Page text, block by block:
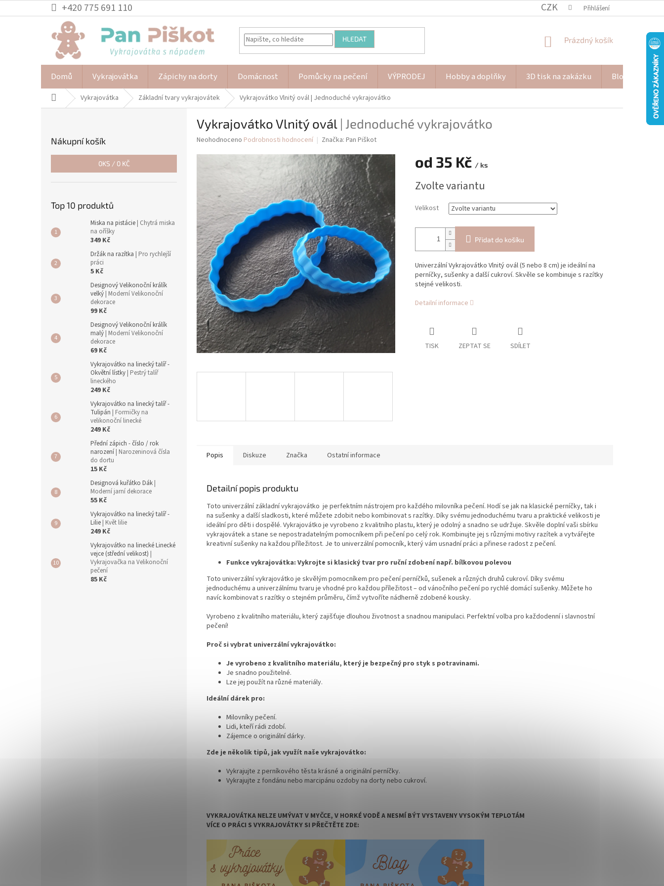
na
+420 775 691 110 CZK Přihlášení
HLEDAT
NÁKUPNÍ
Prázdný košík
Domů Vykrajovátka Zápichy na dorty Domácnost Pomůcky na pečení VÝPRODEJ Hobby a doplňky 3D tisk na zakázku Blog Pana
Domů Vykrajovátka Základní tvary vykrajovátek Vykrajovátko Vlnitý ovál| Jednoduché vykrajovátko
Nákupní košík
0KS / 0 KČ
Top 10 produktů
Miska na pistácie | Chytrá miska
na oříšky
349 Kč
Držák na razítka | Pro rychlejší
práci
5 Kč
Designový Velikonoční králík
velký | Moderní Velikonoční
dekorace
99 Kč
Designový Velikonoční králík
malý | Moderní Velikonoční
dekorace
69 Kč
Vykrajovátko na linecký talíř -
Okvětní lístky | Pestrý talíř
lineckého
249 Kč
Vykrajovátko na linecký talíř -
Tulipán | Formičky na
velikonoční linecké
249 Kč
Přední zápich - číslo / rok
narození | Narozeninová čísla
do dortu
15 Kč
Designová kuřátko Dák |
Moderní jarní dekorace
55 Kč
Vykrajovátko na linecký talíř -
Lilie | Květ lilie
249 Kč
Vykrajovátko na linecké Linecké
vejce (střední velikost) |
Vykrajovačka na Velikonoční
pečení
85 Kč
Vykrajovátko Vlnitý ovál | Jednoduché vykrajovátko
Průměrné
hvězdiček.
Neohodnoceno Podrobnosti hodnocení Značka: Pan Piškot
od 35 Kč / ks
cena:
Zvolte variantu
Velikost
Přidat do košíku
Univerzální Vykrajovátko Vlnitý ovál (5 nebo 8 cm) je ideální na
perníčky, sušenky a další cukroví. Skvěle se kombinuje s razítky
stejné velikosti.
Detailní informace
TISK ZEPTAT SE SDÍLET
Popis Diskuze Značka Ostatní informace
Detailní popis produktu
Toto univerzální základní vykrajovátko je perfektním nástrojem pro každého milovníka pečení. Hodí se jak na klasické perníčky, tak i
na sušenky a další sladkosti, které můžete zdobit nebo kombinovat s razítky. Díky svému jednoduchému tvaru a praktické velikosti je
ideální pro děti i dospělé. Vykrajovátko je vyrobeno z kvalitního plastu, který je odolný a snadno se udržuje. Skvěle doplní vaši sbírku
vykrajovátek a stane se nepostradatelným pomocníkem při pečení po celý rok. Kombinujte jej s různými motivy razítek a vytvářejte
kreativní sušenky na každou příležitost. Je to univerzální pomocník, který vám usnadní práci a přinese radost z pečení.
Funkce vykrajovátka: Vykrojte si klasický tvar pro ruční zdobení např. bílkovou polevou
Toto univerzální vykrajovátko je skvělým pomocníkem pro pečení perníčků, sušenek a různých druhů cukroví. Díky svému
jednoduchému a univerzálnímu tvaru je vhodné pro každou příležitost – od vánočního pečení po rychlé domácí sušenky. Můžete ho
navíc kombinovat s razítky o stejném průměru, čímž vytvoříte nádherně zdobené kousky.
Vyrobeno z kvalitního materiálu, který zajišťuje dlouhou životnost a snadnou manipulaci. Perfektní volba pro každodenní i slavnostní
pečení!
Proč si vybrat univerzální vykrajovátko:
Je vyrobeno z kvalitního materiálu, který je bezpečný pro styk s potravinami.
Je snadno použitelné.
Lze jej použít na různé materiály.
Ideální dárek pro:
Milovníky pečení.
Lidi, kteří rádi zdobí.
Zájemce o originální dárky.
Zde je několik tipů, jak využít naše vykrajovátko:
Vykrajujte z perníkového těsta krásné a originální perníčky.
Vykrajujte z fondánu nebo marcipánu ozdoby na dorty nebo cukroví.
VYKRAJOVÁTKA NELZE UMÝVAT V MYČCE, V HORKÉ VODĚ A NESMÍ BÝT VYSTAVENY VYSOKÝM TEPLOTÁM
VÍCE O PRÁCI S VYKRAJOVÁTKY SI PŘEČTĚTE ZDE: